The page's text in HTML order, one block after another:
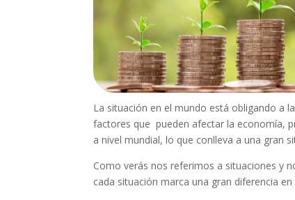
La situación en el mundo está obligando a
factores que pueden afectar la economía,
a nivel mundial, lo que conlleva a una gran
Como verás nos referimos a situaciones y
cada situación marca una gran diferencia